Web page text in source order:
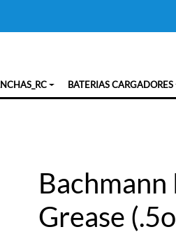
BATERIAS CARGADORES
Bachmann
Grease